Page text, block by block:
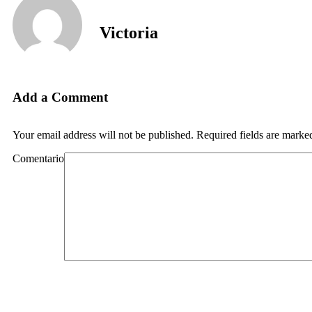
Victoria
Add a Comment
Your email address will not be published. Required fields are
Comentario